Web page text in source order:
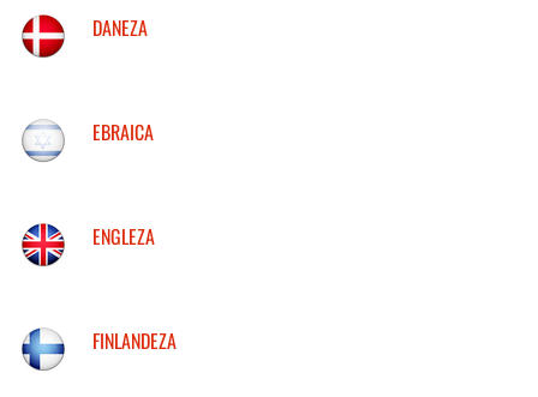
DANEZA
EBRAICA
ENGLEZA
FINLANDEZA